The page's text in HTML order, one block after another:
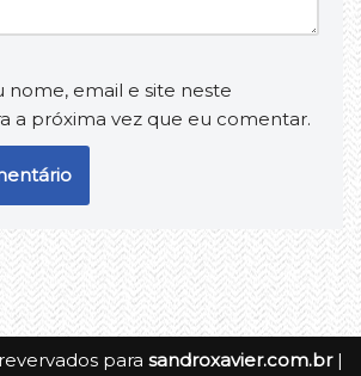
nome, email e site neste
a próxima vez que eu comentar.
para sandroxavier.com.br|